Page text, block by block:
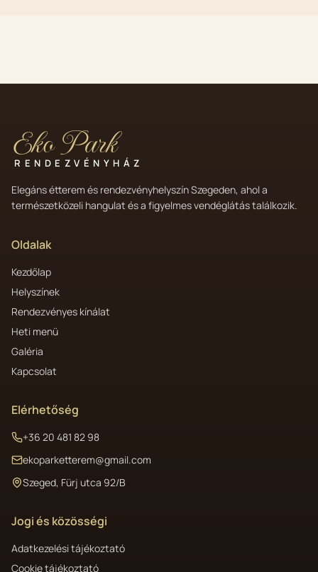
Eko Park
RENDEZVÉNYHÁZ
Elegáns étterem és rendezvényhelyszín Szegeden, ahol a
természetközeli hangulat és a figyelmes vendéglátás találkozik.
Oldalak
Kezdőlap
Helyszínek
Rendezvényes kínálat
Heti menü
Galéria
Kapcsolat
Elérhetőség
+36 20 481 82 98
ekoparketterem@gmail.com
Szeged, Fürj utca 92/B
Jogi és közösségi
Adatkezelési tájékoztató
Cookie tájékoztató